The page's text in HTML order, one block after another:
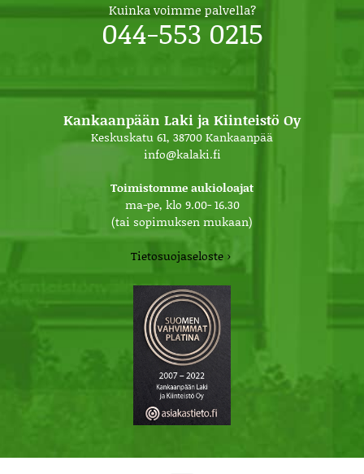
Kuinka voimme palvella?
044-553 0215
Kankaanpään Laki ja Kiinteistö Oy
Keskuskatu 61, 38700 Kankaanpää
info@kalaki.fi
Toimistomme aukioloajat
ma-pe, klo 9.00- 16.30
(tai sopimuksen mukaan)
Tietosuojaseloste ›